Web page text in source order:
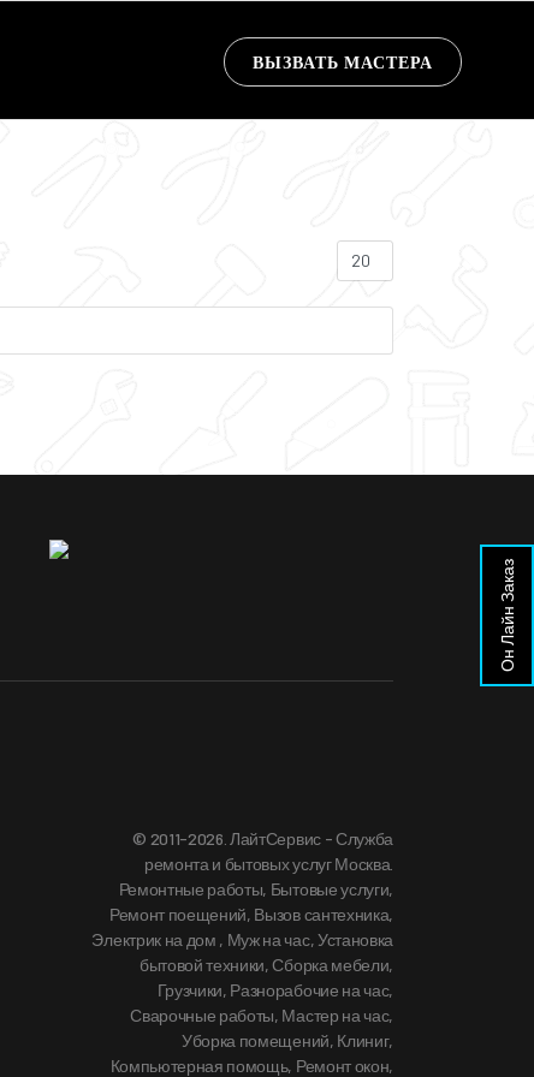
Он Лайн Заказ
ВЫЗВАТЬ МАСТЕРА
Кол-во строк:
© 2011-2026. ЛайтСервис - Служба
ремонта и бытовых услуг Москва.
Ремонтные работы, Бытовые услуги,
Ремонт поещений, Вызов сантехника,
Электрик на дом , Муж на час, Установка
бытовой техники, Сборка мебели,
Грузчики, Разнорабочие на час,
Сварочные работы, Мастер на час,
Уборка помещений, Клиниг,
Компьютерная помощь, Ремонт окон,